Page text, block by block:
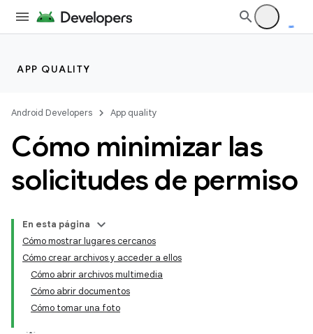
APP QUALITY
Android Developers App quality
Cómo minimizar las
solicitudes de permiso
En esta página
Cómo mostrar lugares cercanos
Cómo crear archivos y acceder a ellos
Cómo abrir archivos multimedia
Cómo abrir documentos
Cómo tomar una foto